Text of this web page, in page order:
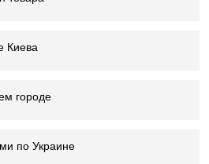
Киева
городе
по Украине